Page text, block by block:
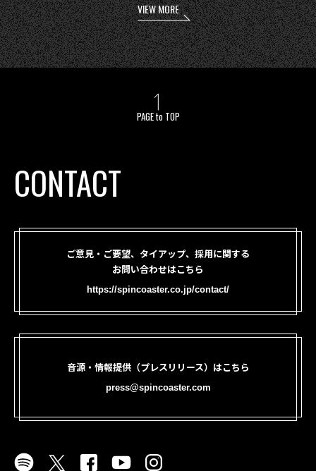
VIEW MORE
PAGE to TOP
CONTACT
ご意見・ご要望、タイアップ、採用に関する
お問い合わせはこちら
https://spincoaster.co.jp/contact/
音源・情報提供（プレスリリース）はこちら
press@spincoaster.com